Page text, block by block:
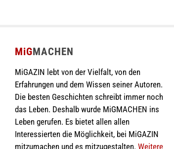
MiGMACHEN
MiGAZIN lebt von der Vielfalt, von den
Erfahrungen und dem Wissen seiner Autoren.
Die besten Geschichten schreibt immer noch
das Leben. Deshalb wurde MiGMACHEN ins
Leben gerufen. Es bietet allen allen
Interessierten die Möglichkeit, bei MiGAZIN
mitzumachen und es mitzugestalten. Weitere